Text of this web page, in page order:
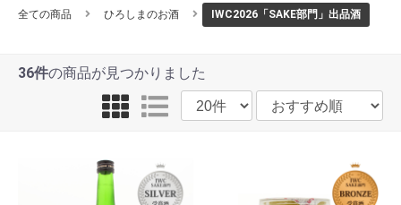
全ての商品 ひろしまのお酒 IWC2026「SAKE部門」出品酒
36件の商品が見つかりました